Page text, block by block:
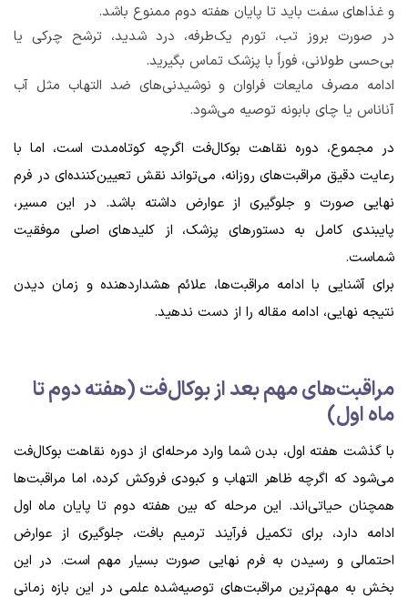
و غذاهای سفت باید تا پایان هفته دوم ممنوع باشد.
در صورت بروز تب، تورم یک‌طرفه، درد شدید، ترشح چرکی یا
بی‌حسی طولانی، فوراً با پزشک تماس بگیرید.
ادامه مصرف مایعات فراوان و نوشیدنی‌های ضد التهاب مثل آب
آناناس یا چای بابونه توصیه می‌شود.
در مجموع، دوره نقاهت بوکال‌فت اگرچه کوتاه‌مدت است، اما با
رعایت دقیق مراقبت‌های روزانه، می‌تواند نقش تعیین‌کننده‌ای در فرم
نهایی صورت و جلوگیری از عوارض داشته باشد. در این مسیر،
پایبندی کامل به دستورهای پزشک، از کلیدهای اصلی موفقیت
شماست.
برای آشنایی با ادامه مراقبت‌ها، علائم هشداردهنده و زمان دیدن
نتیجه نهایی، ادامه مقاله را از دست ندهید.
مراقبت‌های مهم بعد از بوکال‌فت (هفته دوم تا
ماه اول)
با گذشت هفته اول، بدن شما وارد مرحله‌ای از دوره نقاهت بوکال‌فت
می‌شود که اگرچه ظاهر التهاب و کبودی فروکش کرده، اما مراقبت‌ها
همچنان حیاتی‌اند. این مرحله که بین هفته دوم تا پایان ماه اول
ادامه دارد، برای تکمیل فرآیند ترمیم بافت، جلوگیری از عوارض
احتمالی و رسیدن به فرم نهایی صورت بسیار مهم است. در این
بخش به مهم‌ترین مراقبت‌های توصیه‌شده علمی در این بازه زمانی